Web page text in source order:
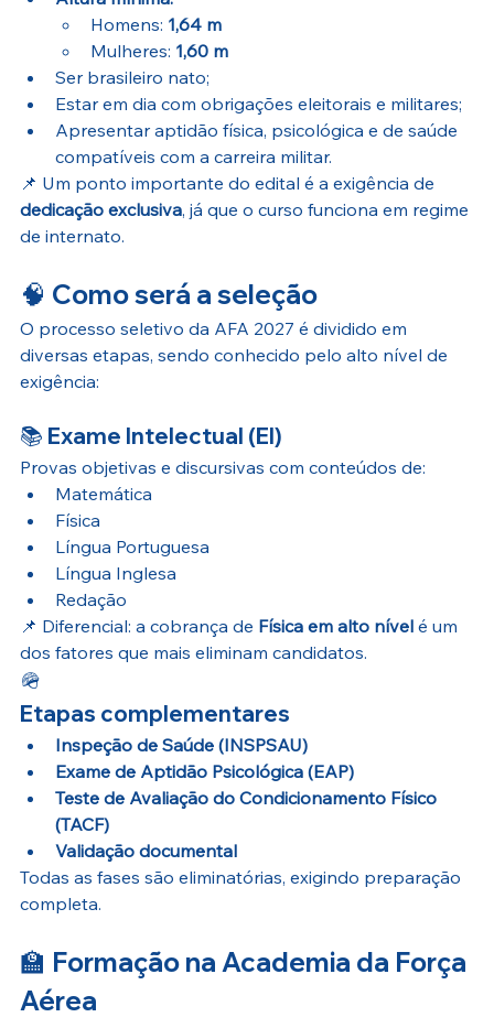
Homens: 1,64 m
Mulheres: 1,60 m
Ser brasileiro nato;
Estar em dia com obrigações eleitorais e militares;
Apresentar aptidão física, psicológica e de saúde
compatíveis com a carreira militar.
📌 Um ponto importante do edital é a exigência de
dedicação exclusiva, já que o curso funciona em regime
de internato.
🧠 Como será a seleção
O processo seletivo da AFA 2027 é dividido em
diversas etapas, sendo conhecido pelo alto nível de
exigência:
📚 Exame Intelectual (EI)
Provas objetivas e discursivas com conteúdos de:
Matemática
Física
Língua Portuguesa
Língua Inglesa
Redação
📌 Diferencial: a cobrança de Física em alto nível é um
dos fatores que mais eliminam candidatos.
🪖
Etapas complementares
Inspeção de Saúde (INSPSAU)
Exame de Aptidão Psicológica (EAP)
Teste de Avaliação do Condicionamento Físico
(TACF)
Validação documental
Todas as fases são eliminatórias, exigindo preparação
completa.
🏫 Formação na Academia da Força
Aérea